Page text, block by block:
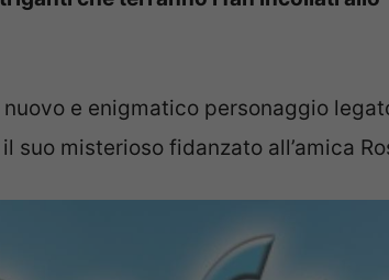
e enigmatico personaggio
suo misterioso fidanzato all’amica